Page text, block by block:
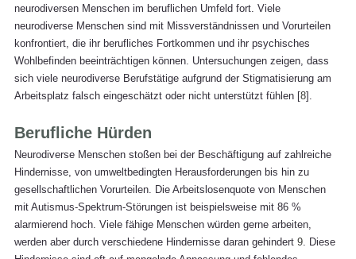
neurodiversen Menschen im beruflichen Umfeld fort. Viele
neurodiverse Menschen sind mit Missverständnissen und Vorurteilen
konfrontiert, die ihr berufliches Fortkommen und ihr psychisches
Wohlbefinden beeinträchtigen können. Untersuchungen zeigen, dass
sich viele neurodiverse Berufstätige aufgrund der Stigmatisierung am
Arbeitsplatz falsch eingeschätzt oder nicht unterstützt fühlen [8].
Berufliche Hürden
Neurodiverse Menschen stoßen bei der Beschäftigung auf zahlreiche
Hindernisse, von umweltbedingten Herausforderungen bis hin zu
gesellschaftlichen Vorurteilen. Die Arbeitslosenquote von Menschen
mit Autismus-Spektrum-Störungen ist beispielsweise mit 86 %
alarmierend hoch. Viele fähige Menschen würden gerne arbeiten,
werden aber durch verschiedene Hindernisse daran gehindert 9. Diese